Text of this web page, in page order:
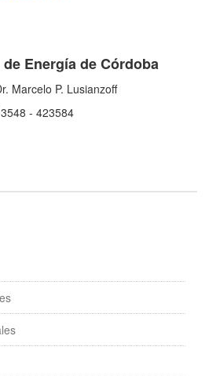
Energía de Córdoba
Marcelo P. Lusianzoff
- 423584